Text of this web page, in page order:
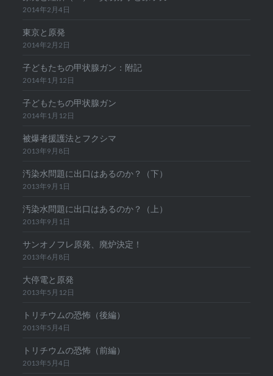
2014年2月4日
東京と原発
2014年2月2日
子どもたちの甲状腺ガン：附記
2014年1月12日
子どもたちの甲状腺ガン
2014年1月12日
被爆者援護法とフクシマ
2013年9月8日
汚染水問題に出口はあるのか？（下）
2013年9月1日
汚染水問題に出口はあるのか？（上）
2013年9月1日
サンオノフレ原発、廃炉決定！
2013年6月8日
大停電と原発
2013年5月12日
トリチウムの恐怖（後編）
2013年5月4日
トリチウムの恐怖（前編）
2013年5月4日